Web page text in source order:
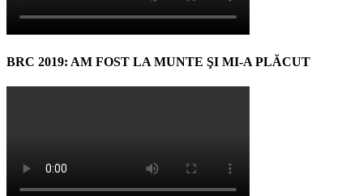
BRC 2019: AM FOST LA MUNTE ŞI MI-A PLĂCUT